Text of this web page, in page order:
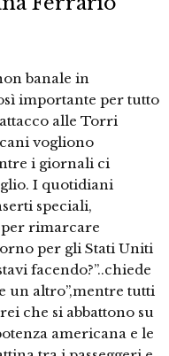
banale in
importante per tutto
alle Torri
vogliono
i giornali ci
I quotidiani
speciali,
rimarcare
per gli Stati Uniti
facendo?”..chiede
un altro”,mentre tutti
che si abbattono su
americana e le